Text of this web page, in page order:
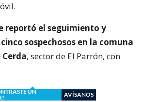
reportó el seguimiento y
sospechosos en la comuna
, sector de El Parrón, con
UN
AVÍSANOS